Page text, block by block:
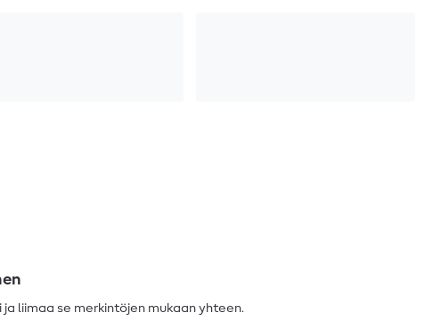
liimaa se merkintöjen mukaan yhteen.